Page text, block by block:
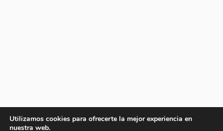
Utilizamos cookies para ofrecerte la mejor experiencia en
nuestra web.